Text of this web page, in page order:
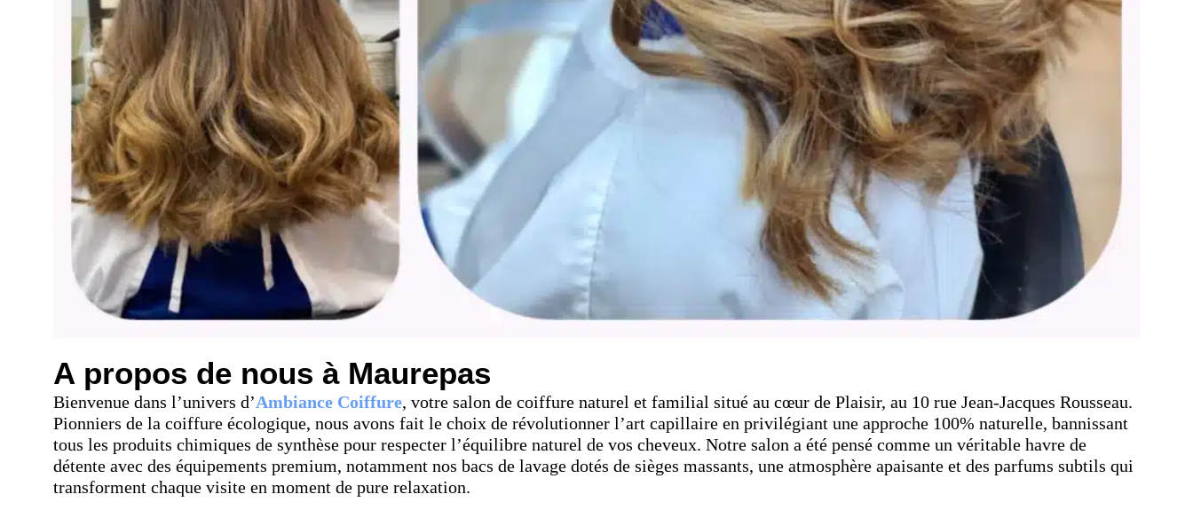
A propos de nous à Maurepas
Bienvenue dans l’univers d’Ambiance Coiffure, votre salon de coiffure naturel et familial situé au cœur de Plaisir, au 10 rue Jean-Jacques Rousseau.
Pionniers de la coiffure écologique, nous avons fait le choix de révolutionner l’art capillaire en privilégiant une approche 100% naturelle, bannissant
tous les produits chimiques de synthèse pour respecter l’équilibre naturel de vos cheveux. Notre salon a été pensé comme un véritable havre de
détente avec des équipements premium, notamment nos bacs de lavage dotés de sièges massants, une atmosphère apaisante et des parfums subtils qui
transforment chaque visite en moment de pure relaxation.